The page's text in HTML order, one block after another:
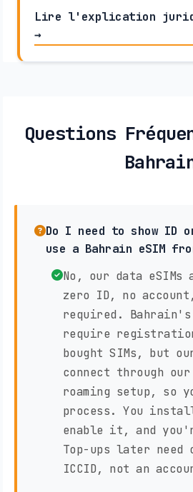
Lire l'explication
→
Questions
Do I need to show ID
use a Bahrain eSIM
No, our data
zero ID, no
required. Bahrain's
require
bought SIMs, but
connect through
roaming setup, so
process. You
enable it, and
Top-ups later need
ICCID, not an